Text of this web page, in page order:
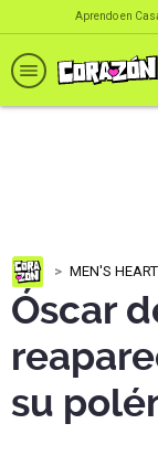
Aprendo en
MEN'S HEART
Óscar
su